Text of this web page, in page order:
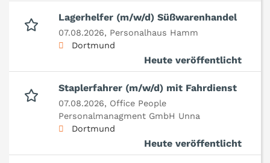
Lagerhelfer (m/w/d) Süßwarenhandel
07.08.2026, Personalhaus Hamm
Dortmund
Heute veröffentlicht
Staplerfahrer (m/w/d) mit Fahrdienst
07.08.2026, Office People
Personalmanagment GmbH Unna
Dortmund
Heute veröffentlicht